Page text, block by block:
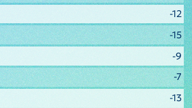
-12
-15
-9
-7
-13